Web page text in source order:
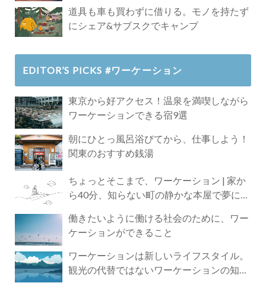
道具も車も買わずに借りる。モノを持たず
にシェア&サブスクでキャンプ
EDITOR’S PICKS #ワーケーション
東京から好アクセス！温泉を満喫しながら
ワーケーションできる宿9選
朝にひとっ風呂浴びてから、仕事しよう！
関東のおすすめ銭湯
ちょっとそこまで、ワーケーション | 家か
ら40分、知らない町の静かな本屋で夢に近
働きたいように働ける社会のために、ワー
ケーションができること
ワーケーションは新しいライフスタイル。
観光の代替ではないワーケーションの知ら